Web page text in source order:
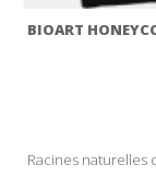
BIOART
Racines naturelles